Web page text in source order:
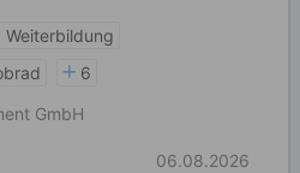
Weiterbildung
6
GmbH
06.08.2026